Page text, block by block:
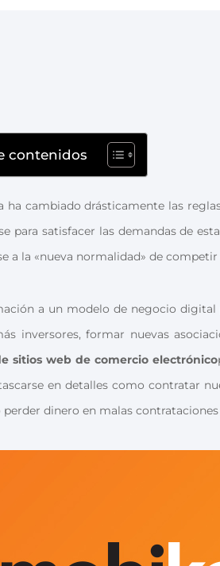
contenidos
ha cambiado drásticamente las
para satisfacer las demandas de
a la «nueva normalidad» de
a un modelo de negocio
inversores, formar nuevas
sitios web de comercio electrónico
en detalles como contratar
dinero en malas